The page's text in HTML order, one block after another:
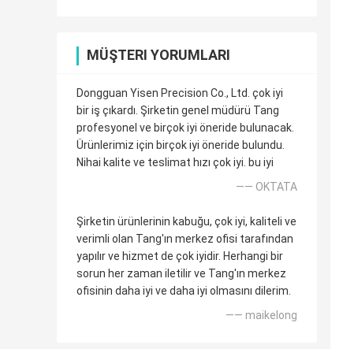
MÜŞTERI YORUMLARI
Dongguan Yisen Precision Co., Ltd. çok iyi
bir iş çıkardı. Şirketin genel müdürü Tang
profesyonel ve birçok iyi öneride bulunacak.
Ürünlerimiz için birçok iyi öneride bulundu.
Nihai kalite ve teslimat hızı çok iyi. bu iyi
—— OKTATA
Şirketin ürünlerinin kabuğu, çok iyi, kaliteli ve
verimli olan Tang'ın merkez ofisi tarafından
yapılır ve hizmet de çok iyidir. Herhangi bir
sorun her zaman iletilir ve Tang'ın merkez
ofisinin daha iyi ve daha iyi olmasını dilerim.
—— maikelong